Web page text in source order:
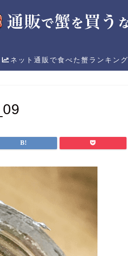
ネット通販で食べた蟹ランキング